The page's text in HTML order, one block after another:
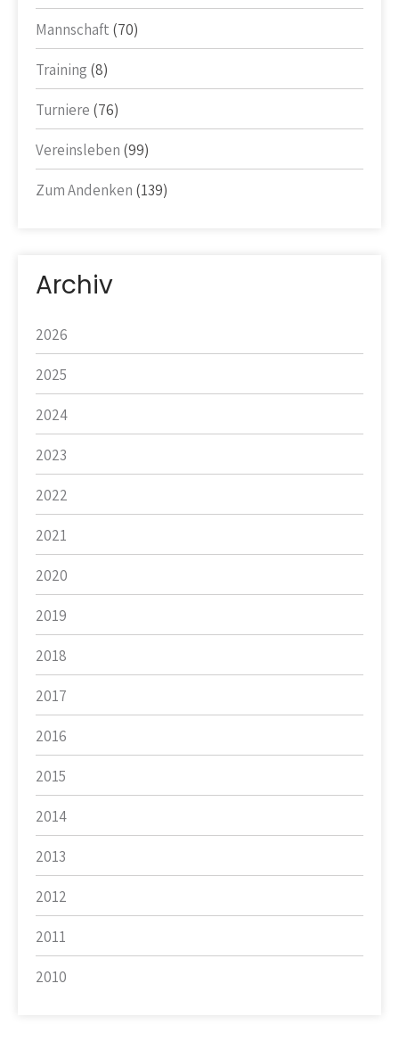
Mannschaft (70)
Training (8)
Turniere (76)
Vereinsleben (99)
Zum Andenken (139)
Archiv
2026
2025
2024
2023
2022
2021
2020
2019
2018
2017
2016
2015
2014
2013
2012
2011
2010